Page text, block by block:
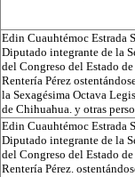
Edin Cuauhtémoc Estrada
Diputado integrante de la
del Congreso del Estado
Rentería Pérez
la Sexagésima Octava
de Chihuahua. y otras
Edin Cuauhtémoc Estrada
Diputado integrante de la
del Congreso del Estado
Rentería Pérez.